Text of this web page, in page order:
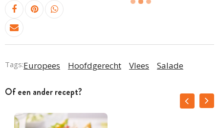
Tags:Europees Hoofdgerecht Vlees Salade
Of een ander recept?